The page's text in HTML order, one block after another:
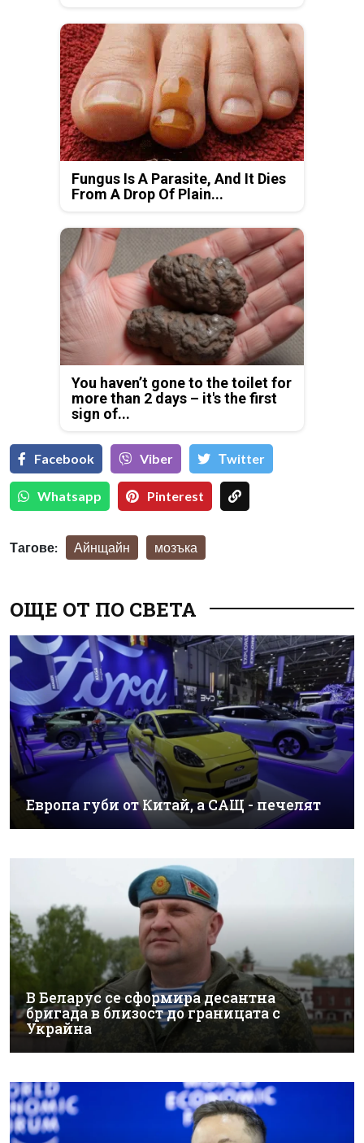
Fungus Is A Parasite, And It Dies
From A Drop Of Plain...
You haven’t gone to the toilet for
more than 2 days – it's the first
sign of...
Facebook Viber Тwitter
Whatsapp Pinterest
Тагове: Айнщайн мозъка
ОЩЕ ОТ ПО СВЕТА
Европа губи от Китай, а САЩ - печелят
В Беларус се сформира десантна
бригада в близост до границата с
Украйна